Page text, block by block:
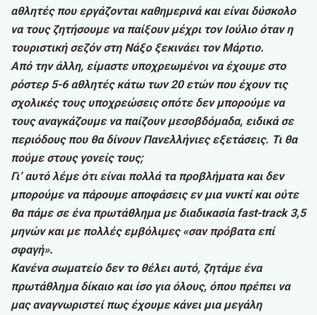
αθλητές που εργάζονται καθημερινά και είναι δύσκολο
να τους ζητήσουμε να παίξουν μέχρι τον Ιούλιο όταν η
τουριστική σεζόν στη Νάξο ξεκινάει τον Μάρτιο.
Από την άλλη, είμαστε υποχρεωμένοι να έχουμε στο
ρόστερ 5-6 αθλητές κάτω των 20 ετών που έχουν τις
σχολικές τους υποχρεώσεις οπότε δεν μπορούμε να
τους αναγκάζουμε να παίζουν μεσοβδόμαδα, ειδικά σε
περιόδους που θα δίνουν Πανελλήνιες εξετάσεις. Τι θα
πούμε στους γονείς τους;
Γι’ αυτό λέμε ότι είναι πολλά τα προβλήματα και δεν
μπορούμε να πάρουμε αποφάσεις εν μια νυκτί και ούτε
θα πάμε σε ένα πρωτάθλημα με διαδικασία fast-track 3,5
μηνών και με πολλές εμβόλιμες «σαν πρόβατα επί
σφαγή».
Κανένα σωματείο δεν το θέλει αυτό, ζητάμε ένα
πρωτάθλημα δίκαιο και ίσο για όλους, όπου πρέπει να
μας αναγνωριστεί πως έχουμε κάνει μια μεγάλη